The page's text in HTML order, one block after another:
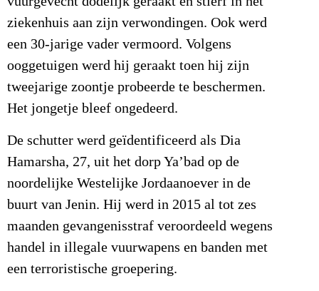
ziekenhuis aan zijn verwondingen. Ook werd
een 30-jarige vader vermoord. Volgens
ooggetuigen werd hij geraakt toen hij zijn
tweejarige zoontje probeerde te beschermen.
Het jongetje bleef ongedeerd.
De schutter werd geïdentificeerd als Dia
Hamarsha, 27, uit het dorp Ya’bad op de
noordelijke Westelijke Jordaanoever in de
buurt van Jenin. Hij werd in 2015 al tot zes
maanden gevangenisstraf veroordeeld wegens
handel in illegale vuurwapens en banden met
een terroristische groepering.